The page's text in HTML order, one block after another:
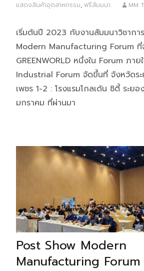
แสดงสินค้าอุตสาหกรรม, ฟรีสัมมนา MM
เริ่มต้นปี 2023 กับงานสัมมนาวิชากา
Modern Manufacturing Forum ที่
GREENWORLD หนึ่งใน Forum ภา
Industrial Forum จัดขึ้นที่ จังหวัด
เพชร 1-2 : โรงแรมโกลเด้น ซิตี้ ระยอ
มกราคม ที่ผ่านมา
Post Show Modern
Manufacturing Forum